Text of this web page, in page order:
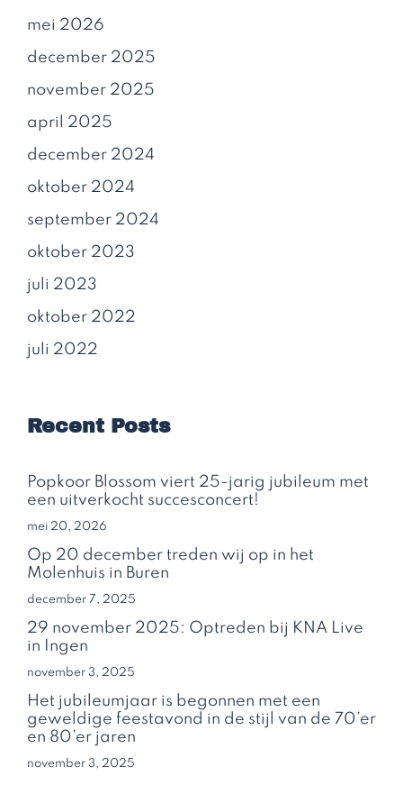
mei 2026
december 2025
november 2025
april 2025
december 2024
oktober 2024
september 2024
oktober 2023
juli 2023
oktober 2022
juli 2022
Recent Posts
Popkoor Blossom viert 25-jarig jubileum met
een uitverkocht succesconcert!
mei 20, 2026
Op 20 december treden wij op in het
Molenhuis in Buren
december 7, 2025
29 november 2025: Optreden bij KNA Live
in Ingen
november 3, 2025
Het jubileumjaar is begonnen met een
geweldige feestavond in de stijl van de 70’er
en 80’er jaren
november 3, 2025